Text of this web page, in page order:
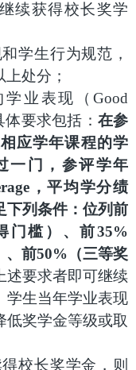
续获得校长奖学
学生行为规范，
上处分；
学业表现（Good
体要求包括： 在参
应学年课程的学
一门，参评学年
，平均学分绩
下列条件：位列前
门槛）、前35%
、前50% （三等奖
述要求者即可继续
学生当年学业表现
低奖学金等级或取
校长奖学金，则